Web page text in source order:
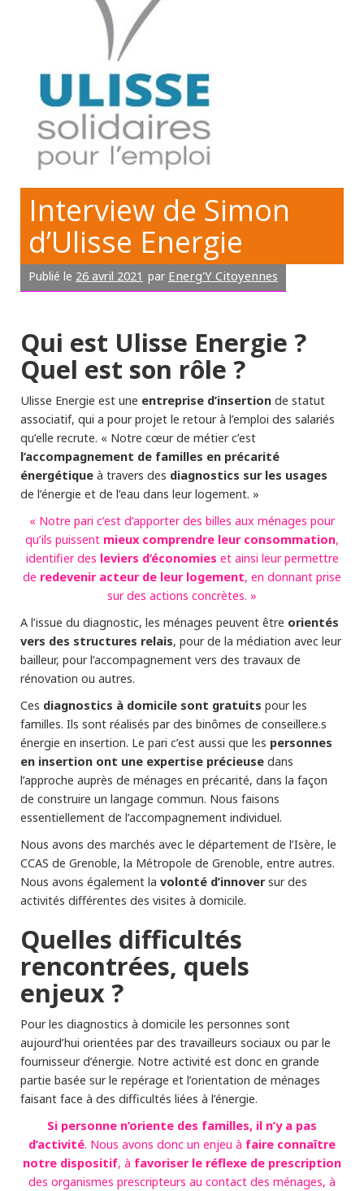
Interview de Simon
d’Ulisse Energie
Publié le 26 avril 2021 par Energ'Y Citoyennes
Qui est Ulisse Energie ?
Quel est son rôle ?
Ulisse Energie est une entreprise d’insertion de statut
associatif, qui a pour projet le retour à l’emploi des salariés
qu’elle recrute. « Notre cœur de métier c’est
l’accompagnement de familles en précarité
énergétique à travers des diagnostics sur les usages
de l’énergie et de l’eau dans leur logement. »
« Notre pari c’est d’apporter des billes aux ménages pour
qu’ils puissent mieux comprendre leur consommation,
identifier des leviers d’économies et ainsi leur permettre
de redevenir acteur de leur logement, en donnant prise
sur des actions concrètes. »
A l’issue du diagnostic, les ménages peuvent être orientés
vers des structures relais, pour de la médiation avec leur
bailleur, pour l’accompagnement vers des travaux de
rénovation ou autres.
Ces diagnostics à domicile sont gratuits pour les
familles. Ils sont réalisés par des binômes de conseiller.e.s
énergie en insertion. Le pari c’est aussi que les personnes
en insertion ont une expertise précieuse dans
l’approche auprès de ménages en précarité, dans la façon
de construire un langage commun. Nous faisons
essentiellement de l’accompagnement individuel.
Nous avons des marchés avec le département de l’Isère, le
CCAS de Grenoble, la Métropole de Grenoble, entre autres.
Nous avons également la volonté d’innoversur des
activités différentes des visites à domicile.
Quelles difficultés
rencontrées, quels
enjeux ?
Pour les diagnostics à domicile les personnes sont
aujourd’hui orientées par des travailleurs sociaux ou par le
fournisseur d’énergie. Notre activité est donc en grande
partie basée sur le repérage et l’orientation de ménages
faisant face à des difficultés liées à l’énergie.
Si personne n’oriente des familles, il n’y a pas
d’activité. Nous avons donc un enjeu à faire connaître
notre dispositif, à favoriser le réflexe de prescription
des organismes prescripteurs au contact des ménages, à